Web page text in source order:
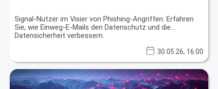
Signal-Nutzer im Visier von Phishing-Angriffen. Erfahren
Sie, wie Einweg-E-Mails den Datenschutz und die
Datensicherheit verbessern.
30.05.26, 16:00